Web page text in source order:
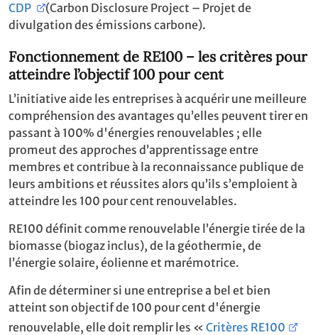
CDP
(Carbon Disclosure Project – Projet de
divulgation des émissions carbone).
Fonctionnement de RE100 – les critères pour
atteindre l’objectif 100 pour cent
L’initiative aide les entreprises à acquérir une meilleure
compréhension des avantages qu’elles peuvent tirer en
passant à 100% d'énergies renouvelables ; elle
promeut des approches d’apprentissage entre
membres et contribue à la reconnaissance publique de
leurs ambitions et réussites alors qu’ils s’emploient à
atteindre les 100 pour cent renouvelables.
RE100 définit comme renouvelable l’énergie tirée de la
biomasse (biogaz inclus), de la géothermie, de
l’énergie solaire, éolienne et marémotrice.
Afin de déterminer si une entreprise a bel et bien
atteint son objectif de 100 pour cent d'énergie
renouvelable, elle doit remplir les « Critères RE100